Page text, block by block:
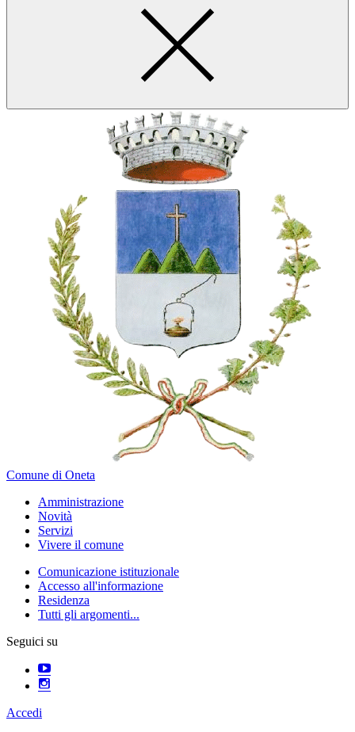
Comune di Oneta
Amministrazione
Novità
Servizi
Vivere il comune
Comunicazione istituzionale
Accesso all'informazione
Residenza
Tutti gli argomenti...
Seguici su
Accedi